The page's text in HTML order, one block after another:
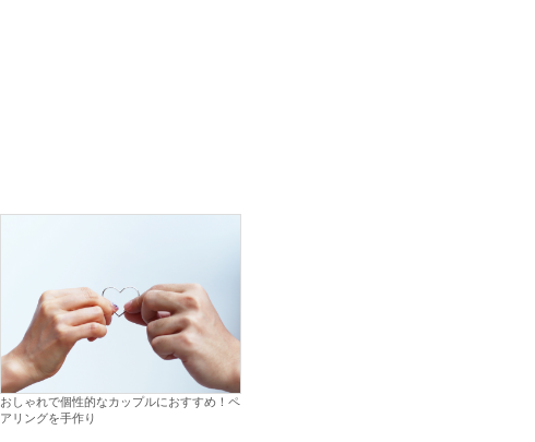
おしゃれで個性的なカップルにおすすめ！ペ
アリングを手作り